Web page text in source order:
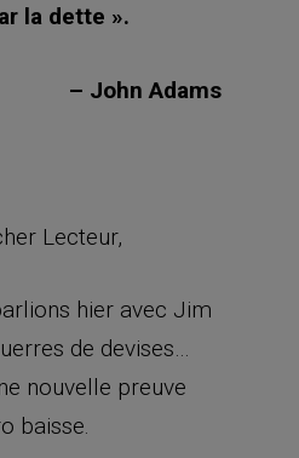
la dette ».
– John Adams
Lecteur,
hier avec Jim
de devises…
nouvelle preuve
baisse.